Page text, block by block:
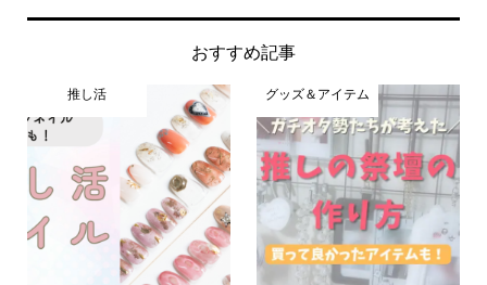
おすすめ記事
推し活 グッズ＆アイテム